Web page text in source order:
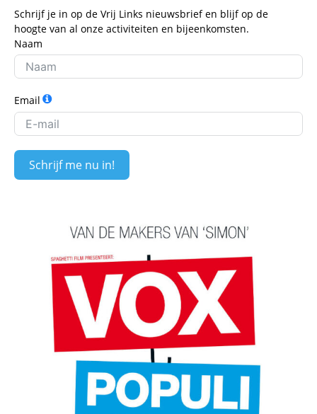
Schrijf je in op de Vrij Links nieuwsbrief en blijf op de
hoogte van al onze activiteiten en bijeenkomsten.
Naam
Email
Schrijf me nu in!